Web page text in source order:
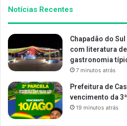
Notícias Recentes
Chapadão do
com literatura
gastronomia
7 minutos atrás
Prefeitura de
vencimento da
19 minutos atrás